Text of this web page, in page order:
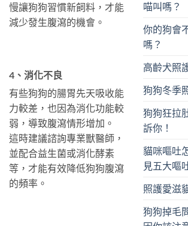
慢讓狗狗習慣新飼料，才能
減少發生腹瀉的機會。
4、消化不良
有些狗狗的腸胃先天吸收能
力較差，也因為消化功能較
弱，導致腹瀉情形增加。
這時建議諮詢專業獸醫師，
並配合益生菌或消化酵素
等，才能有效降低狗狗腹瀉
的頻率。
喵叫嗎？
你的狗會
嗎？
高齡犬照
狗狗冬季
狗狗狂拉
訴你！
貓咪嘔吐
見五大嘔
照護愛滋
狗狗掉毛